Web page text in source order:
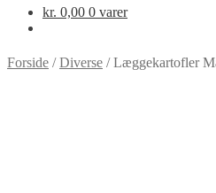
kr. 0,00 0 varer
Forside /Diverse /Læggekartofler